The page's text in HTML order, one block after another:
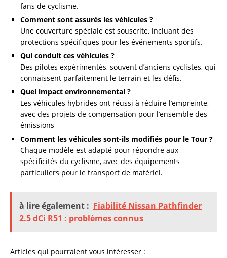
fans de cyclisme.
Comment sont assurés les véhicules ?
Une couverture spéciale est souscrite, incluant des
protections spécifiques pour les événements sportifs.
Qui conduit ces véhicules ?
Des pilotes expérimentés, souvent d’anciens cyclistes, qui
connaissent parfaitement le terrain et les défis.
Quel impact environnemental ?
Les véhicules hybrides ont réussi à réduire l’empreinte,
avec des projets de compensation pour l’ensemble des
émissions
Comment les véhicules sont-ils modifiés pour le Tour ?
Chaque modèle est adapté pour répondre aux
spécificités du cyclisme, avec des équipements
particuliers pour le transport de matériel.
à lire également : Fiabilité Nissan Pathfinder
2.5 dCi R51 : problèmes connus
Articles qui pourraient vous intéresser :